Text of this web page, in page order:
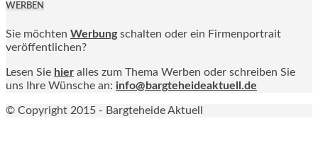
WERBEN
Sie möchten Werbung schalten oder ein Firmenportrait
veröffentlichen?
Lesen Sie hier alles zum Thema Werben oder schreiben Sie
uns Ihre Wünsche an: info@bargteheideaktuell.de
© Copyright 2015 - Bargteheide Aktuell